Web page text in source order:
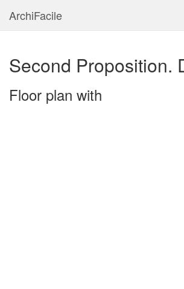
ArchiFacile
Second Proposition.
Floor plan with